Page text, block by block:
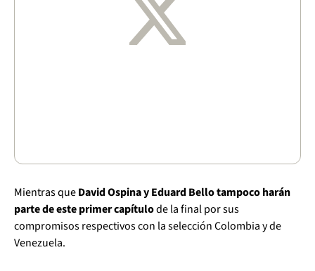
Mientras queDavid Ospina y Eduard Bello tampoco harán
parte de este primer capítulode la final por sus
compromisos respectivos con la selección Colombia y de
Venezuela.